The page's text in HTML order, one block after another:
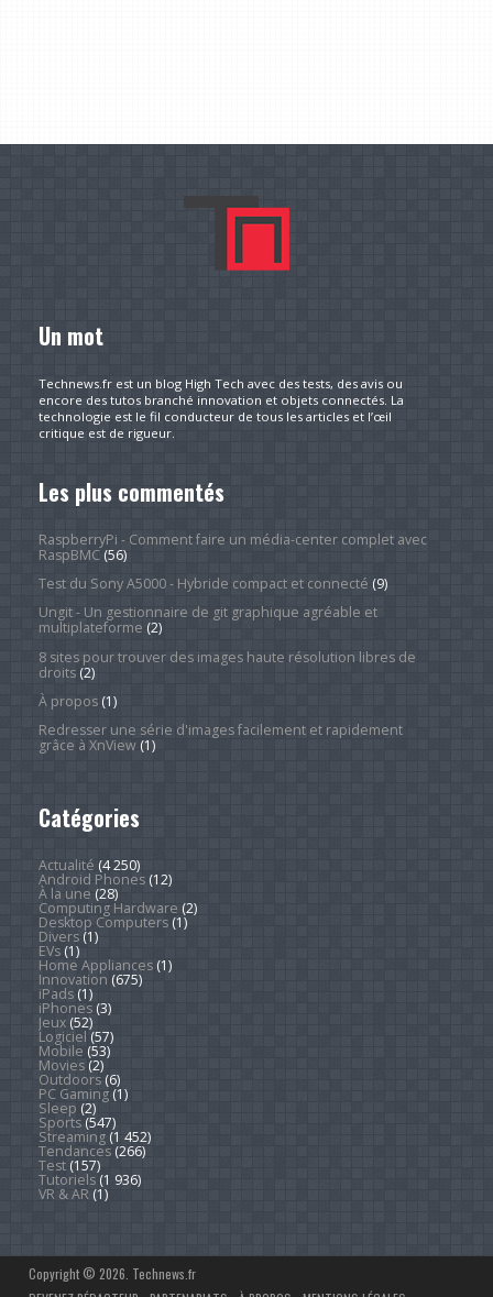
Un mot
Technews.fr est un blog High Tech avec des tests, des avis ou
encore des tutos branché innovation et objets connectés. La
technologie est le fil conducteur de tous les articles et l’œil
critique est de rigueur.
Les plus commentés
RaspberryPi - Comment faire un média-center complet avec
RaspBMC(56)
Test du Sony A5000 - Hybride compact et connecté (9)
Ungit - Un gestionnaire de git graphique agréable et
multiplateforme (2)
8 sites pour trouver des images haute résolution libres de
droits(2)
À propos(1)
Redresser une série d'images facilement et rapidement
grâce à XnView(1)
Catégories
Actualité (4 250)
Android Phones(12)
À la une (28)
Computing Hardware (2)
Desktop Computers(1)
Divers(1)
EVs(1)
Home Appliances(1)
Innovation (675)
iPads(1)
iPhones(3)
Jeux(52)
Logiciel (57)
Mobile (53)
Movies(2)
Outdoors(6)
PC Gaming(1)
Sleep (2)
Sports(547)
Streaming(1 452)
Tendances(266)
Test(157)
Tutoriels(1 936)
VR & AR(1)
Copyright © 2026. Technews.fr